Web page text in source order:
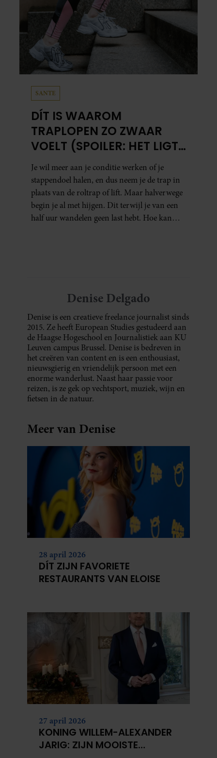
SANTE
DÍT IS WAAROM
TRAPLOPEN ZO ZWAAR
VOELT (SPOILER: HET LIGT
NIET AAN JE CONDITIE)
Je wil meer aan je conditie werken of je
stappendoel halen, en dus neem je de trap in
plaats van de roltrap of lift. Maar halverwege
begin je al met hijgen. Dit terwijl je van een
half uur wandelen geen last hebt. Hoe kan
Denise Delgado
Denise is een creatieve freelance journalist sinds
2015. Ze heeft European Studies gestudeerd aan
de Haagse Hogeschool en Journalistiek aan KU
Leuven campus Brussel. Denise is bedreven in
het creëren van content en is een enthousiast,
nieuwsgierig en vriendelijk persoon met een
enorme wanderlust. Naast haar passie voor
reizen, is ze gek op vechtsport, muziek, wijn en
fietsen in de natuur.
Meer van Denise
28 april 2026
DÍT ZIJN FAVORIETE
RESTAURANTS VAN ELOISE
27 april 2026
KONING WILLEM-ALEXANDER
JARIG: ZIJN MOOISTE